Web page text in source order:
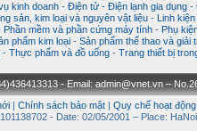
kinh doanh - Điện tử - Điện lạnh gia dụng -
sản, kim loại và nguyên vật liệu -
Linh
Phần mềm và phần cứng máy tính - Phụ
phẩm kim loại - Sản phẩm thể thao và giải
- Thực phẩm và đồ uống - Trang thiết bị
- Email: admin@vnet.vn –
Chính sách bảo mật Quy chế hoạt động
- Date: 02/05/2001 – Place: